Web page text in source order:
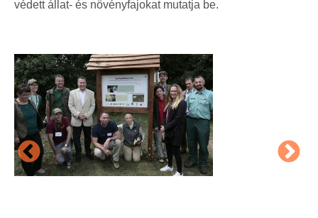
védett állat- és növényfajokat mutatja be.